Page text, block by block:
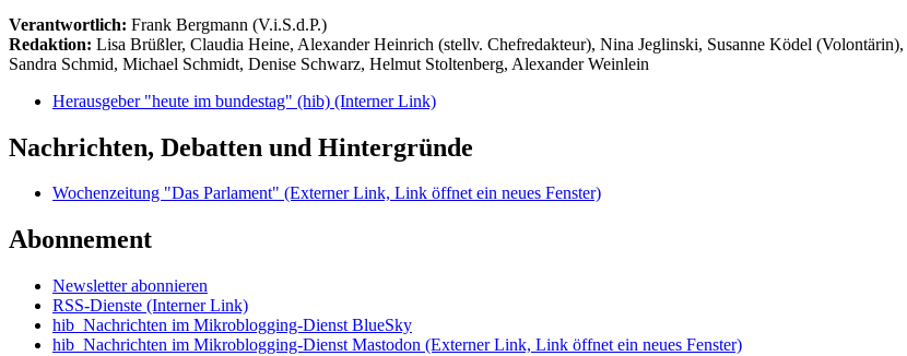
Verantwortlich: Frank Bergmann (V.i.S.d.P.)
Redaktion: Lisa Brüßler, Claudia Heine, Alexander Heinrich (stellv. Chefredakteur), Nina Jeglinski, Susanne Ködel (Volontärin),
Sandra Schmid, Michael Schmidt, Denise Schwarz, Helmut Stoltenberg, Alexander Weinlein
Herausgeber "heute im bundestag" (hib) (Interner Link)
Nachrichten, Debatten und Hintergründe
Wochenzeitung "Das Parlament" (Externer Link, Link öffnet ein neues Fenster)
Abonnement
Newsletter abonnieren
RSS-Dienste (Interner Link)
hib_Nachrichten im Mikroblogging-Dienst BlueSky
hib_Nachrichten im Mikroblogging-Dienst Mastodon (Externer Link, Link öffnet ein neues Fenster)